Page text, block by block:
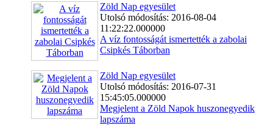
Zöld Nap egyesület
Utolsó módosítás: 2016-08-04
11:22:22.000000
A víz fontosságát ismertették a zabolai
Csipkés Táborban
Zöld Nap egyesület
Utolsó módosítás: 2016-07-31
15:45:05.000000
Megjelent a Zöld Napok huszonegyedik
lapszáma